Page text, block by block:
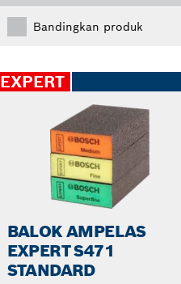
Bandingkan produk
EXPERT
BALOK AMPELAS
EXPERT S471
STANDARD